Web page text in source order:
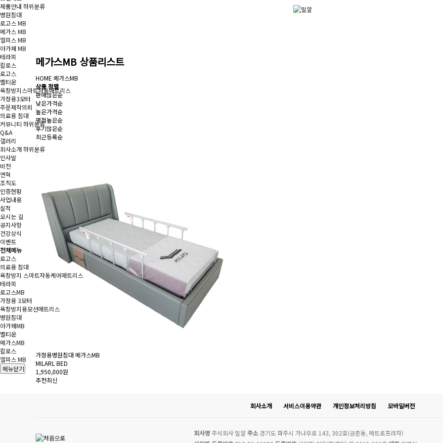
제품안내 하위분류
병원침대
로고스 MB
메가스 MB
엘피스 MB
아가페 MB
테라피
칼로스
로고스
벨티온
욕창방지스마트자동매트리스
가정용3모터
주문제작의뢰
의료용 침대
커뮤니티 하위분류
Q&A
갤러리
회사소개하위분류
인사말
비전
연혁
조직도
인증현황
사업내용
실적
오시는 길
공지사항
건강상식
이벤트
전체메뉴
로고스
의료용 침대
욕창방지 스마트자동케어매트리스
테라피
로고스MB
가정용 3모터
욕창방지용모션매트리스
병원침대
아가페MB
벨티온
메가스MB
칼로스
엘피스 MB
메뉴닫기
메가스MB 상품리스트
HOME 메가스MB
상품 정렬
판매많은순
낮은가격순
높은가격순
평점높은순
후기많은순
최근등록순
가정용병원침대 메가스MB
MILARL BED
1,950,000원
추천최신
회사소개 서비스이용약관 개인정보처리방침 모바일버전
회사명 주식회사 밀알주소 경기도 파주시 가나무로 143, 302호(금촌동, 메트로프라자)